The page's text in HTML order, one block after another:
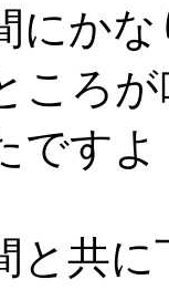
にか
ころ
ですよ
と共に